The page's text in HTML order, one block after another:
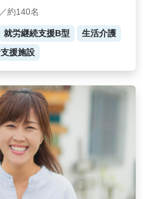
約140名
就労継続支援B型
生活介護
援施設